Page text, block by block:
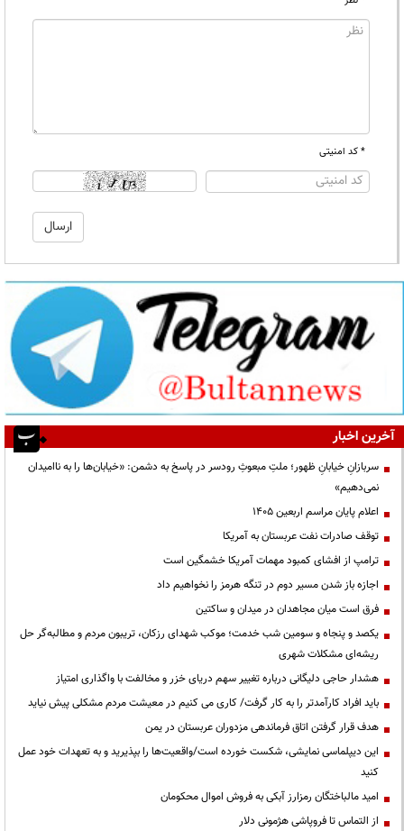
* کد امنیتی
آخرین اخبار
سربازانِ خیابانِ ظهور؛ ملتِ مبعوثِ رودسر در پاسخ به دشمن: «خیابان‌ها را به ناامیدان
نمی‌دهیم»
اعلام پایان مراسم اربعین ۱۴۰۵
توقف صادرات نفت عربستان به آمریکا
ترامپ از افشای کمبود مهمات آمریکا خشمگین است
اجازه باز شدن مسیر دوم در تنگه هرمز را نخواهیم داد
فرق است میان مجاهدان در میدان و ساکتین
یکصد و پنجاه و سومین شب خدمت؛ موکب شهدای رزکان، تریبون مردم و مطالبه‌گر حل
ریشه‌ای مشکلات شهری
هشدار حاجی دلیگانی درباره تغییر سهم دریای خزر و مخالفت با واگذاری امتیاز
باید افراد کارآمدتر را به کار گرفت/ کاری می کنیم در معیشت مردم مشکلی پیش نیاید
هدف قرار گرفتن اتاق‌ فرماندهی مزدوران عربستان در یمن
این دیپلماسی نمایشی، شکست خورده است/واقعیت‌ها را بپذیرید و به تعهدات خود عمل
کنید
امید مالباختگان رمزارز آبکی به فروش اموال محکومان
از التماس تا فروپاشی هژمونی دلار